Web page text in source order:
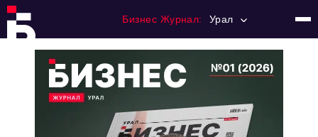
Бизнес Журнал: Урал